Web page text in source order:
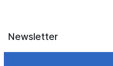
Newsletter